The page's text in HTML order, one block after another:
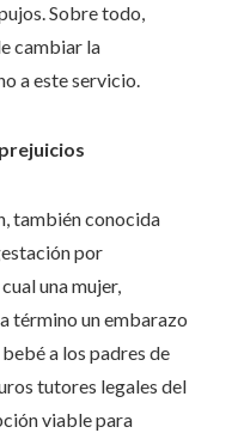
Sobre todo,
cambiar la
a este servicio.
también conocida
por
una mujer,
término un embarazo
a los padres de
tutores legales del
viable para